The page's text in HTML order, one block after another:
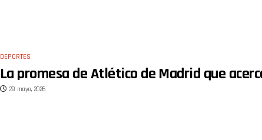
DEPORTES
La promesa de Atlético de Madrid que
28 mayo, 2026